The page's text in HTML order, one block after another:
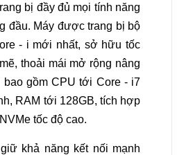
bị đầy đủ mọi tính năng
đầu. Máy được trang bị bộ
- i mới nhất, sở hữu tốc
thoải mái mở rộng nâng
bao gồm CPU tới Core - i7
RAM tới 128GB, tích hợp
tốc độ cao.
khả năng kết nối mạnh